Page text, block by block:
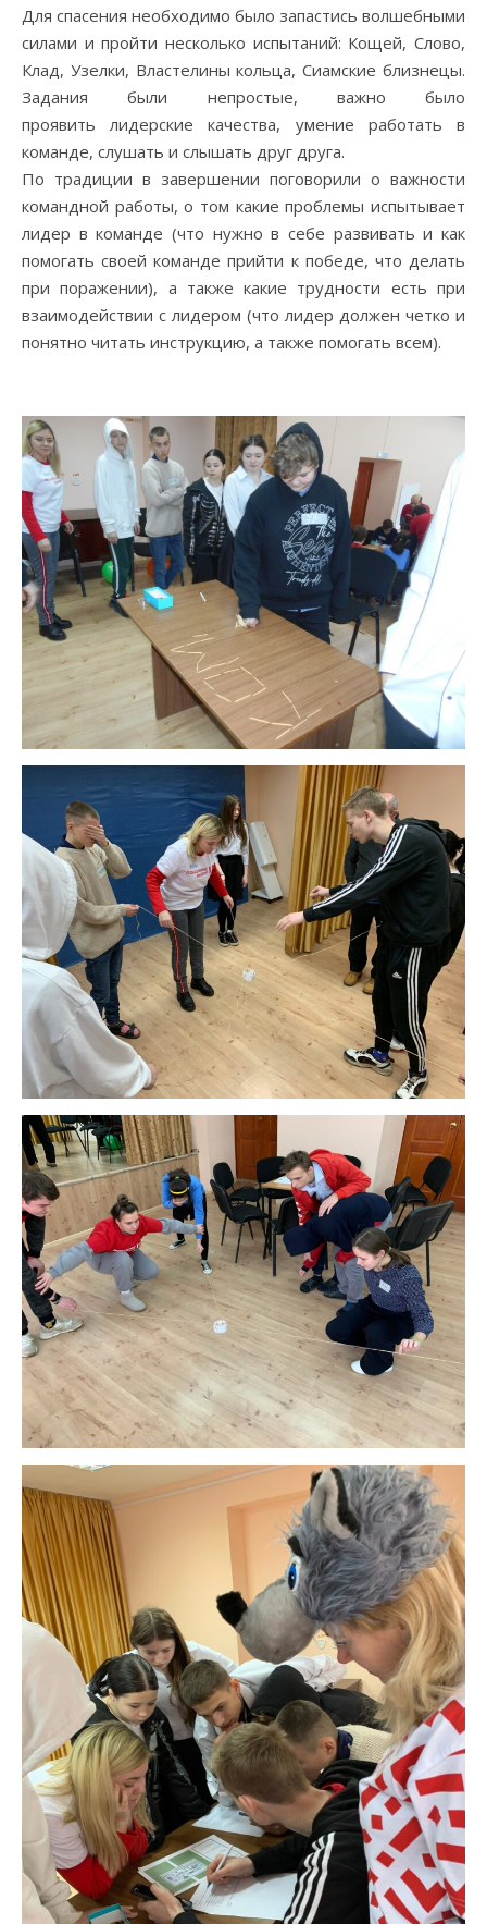
Для спасения необходимо было запастись волшебными
силами и пройти несколько испытаний: Кощей, Слово,
Клад, Узелки, Властелины кольца, Сиамские близнецы.
Задания были непростые, важно было
проявить лидерские качества, умение работать в
команде, слушать и слышать друг друга.
По традиции в завершении поговорили о важности
командной работы, о том какие проблемы испытывает
лидер в команде (что нужно в себе развивать и как
помогать своей команде прийти к победе, что делать
при поражении), а также какие трудности есть при
взаимодействии с лидером (что лидер должен четко и
понятно читать инструкцию, а также помогать всем).